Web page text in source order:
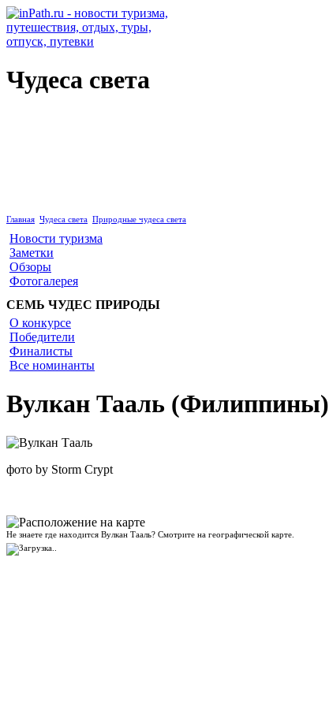
Чудеса света
Главная Чудеса света Природные чудеса света
Новости туризма
Заметки
Обзоры
Фотогалерея
СЕМЬ ЧУДЕС ПРИРОДЫ
О конкурсе
Победители
Финалисты
Все номинанты
Вулкан Тааль (Филиппины)
фото by Storm Crypt
Не знаете где находится Вулкан Тааль? Смотрите на географической карте.